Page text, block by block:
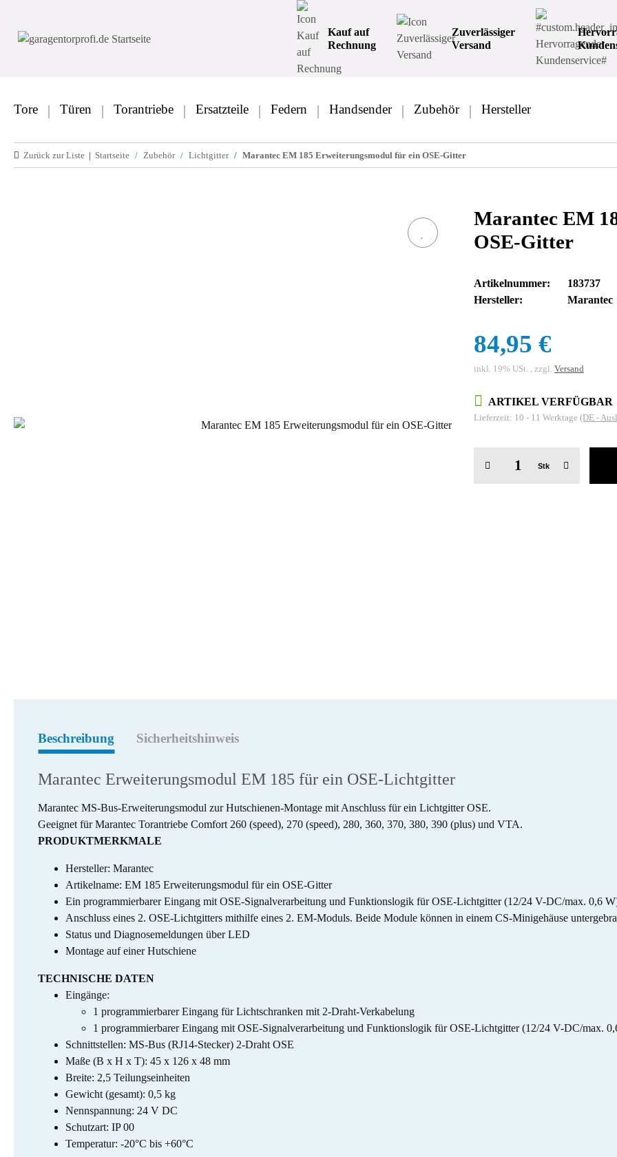
Kauf auf
Rechnung
Zuverlässiger
Versand
Tore Türen Torantriebe Ersatzteile Federn Handsender Zubehör Hersteller
Zurück zur Liste Startseite Zubehör Lichtgitter Marantec EM 185 Erweiterungsmodul für ein OSE-Gitter
Marantec EM
OSE-Gitter
Artikelnummer:
183737
Hersteller:
Marantec
84,95 €
inkl. 19% USt. , zzgl. Versand
ARTIKEL VERFÜGBAR
Lieferzeit: 10 - 11 Werktage (DE -
Stk
weitere Registerkarten anzeigen
Beschreibung Sicherheitshinweis
Marantec Erweiterungsmodul EM 185 für ein OSE-Lichtgitter
Marantec MS-Bus-Erweiterungsmodul zur Hutschienen-Montage mit Anschluss für ein Lichtgitter OSE.
Geeignet für Marantec Torantriebe Comfort 260 (speed), 270 (speed), 280, 360, 370, 380, 390 (plus) und VTA.
PRODUKTMERKMALE
Hersteller: Marantec
Artikelname: EM 185 Erweiterungsmodul für ein OSE-Gitter
Ein programmierbarer Eingang mit OSE-Signalverarbeitung und Funktionslogik für OSE-Lichtgitter (12/24 V-DC/max. 0,6
Anschluss eines 2. OSE-Lichtgitters mithilfe eines 2. EM-Moduls. Beide Module können in einem CS-Minigehäuse
Status und Diagnosemeldungen über LED
Montage auf einer Hutschiene
TECHNISCHE DATEN
Eingänge:
1 programmierbarer Eingang für Lichtschranken mit 2-Draht-Verkabelung
1 programmierbarer Eingang mit OSE-Signalverarbeitung und Funktionslogik für OSE-Lichtgitter (12/24 V-DC/max.
Schnittstellen: MS-Bus (RJ14-Stecker) 2-Draht OSE
Maße (B x H x T): 45 x 126 x 48 mm
Breite: 2,5 Teilungseinheiten
Gewicht (gesamt): 0,5 kg
Nennspannung: 24 V DC
Schutzart: IP 00
Temperatur: -20°C bis +60°C